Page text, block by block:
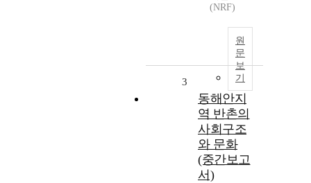
(NRF)
원
문
보
기
3
동해안지
역 반촌의
사회구조
와 문화
(중간보고
서)